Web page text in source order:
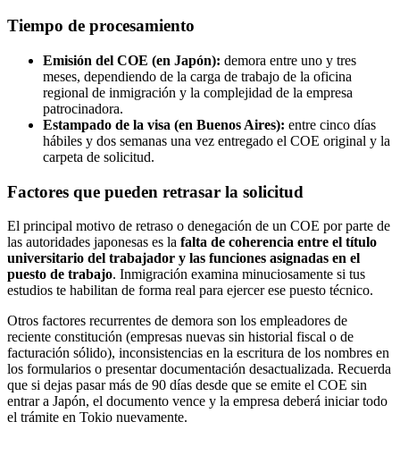
Tiempo de procesamiento
Emisión del COE (en Japón): demora entre uno y tres
meses, dependiendo de la carga de trabajo de la oficina
regional de inmigración y la complejidad de la empresa
patrocinadora.
Estampado de la visa (en Buenos Aires): entre cinco días
hábiles y dos semanas una vez entregado el COE original y la
carpeta de solicitud.
Factores que pueden retrasar la solicitud
El principal motivo de retraso o denegación de un COE por parte de
las autoridades japonesas es la falta de coherencia entre el título
universitario del trabajador y las funciones asignadas en el
puesto de trabajo. Inmigración examina minuciosamente si tus
estudios te habilitan de forma real para ejercer ese puesto técnico.
Otros factores recurrentes de demora son los empleadores de
reciente constitución (empresas nuevas sin historial fiscal o de
facturación sólido), inconsistencias en la escritura de los nombres en
los formularios o presentar documentación desactualizada. Recuerda
que si dejas pasar más de 90 días desde que se emite el COE sin
entrar a Japón, el documento vence y la empresa deberá iniciar todo
el trámite en Tokio nuevamente.